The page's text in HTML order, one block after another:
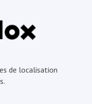
de localisation